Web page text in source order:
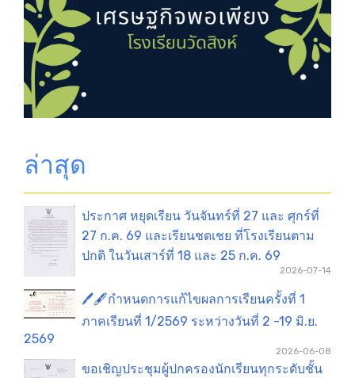
ล่าสุด
ประกาศ หยุดเรียน วันจันทร์ที่ 27 และ ศุกร์ที่
27 ก.ค. 69 และเรียนชดเชย ที่โรงเรียนตาม
ปกติ ในวันเสาร์ที่ 18 และ 25 ก.ค. 69
2026-07-14
🖊️🖋️กำหนดการแก้ไขผลการเรียนครั้งที่ 1
ภาคเรียนที่ 1/2569 ระหว่างวันที่ 2 -19 มิ.ย.
2569
2026-06-08
ขอเชิญประชุมผู้ปกครองนักเรียนทุกระดับชั้น